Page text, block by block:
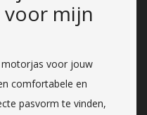
mijn
motorjas voor jouw
comfortabele en
pasvorm te vinden,